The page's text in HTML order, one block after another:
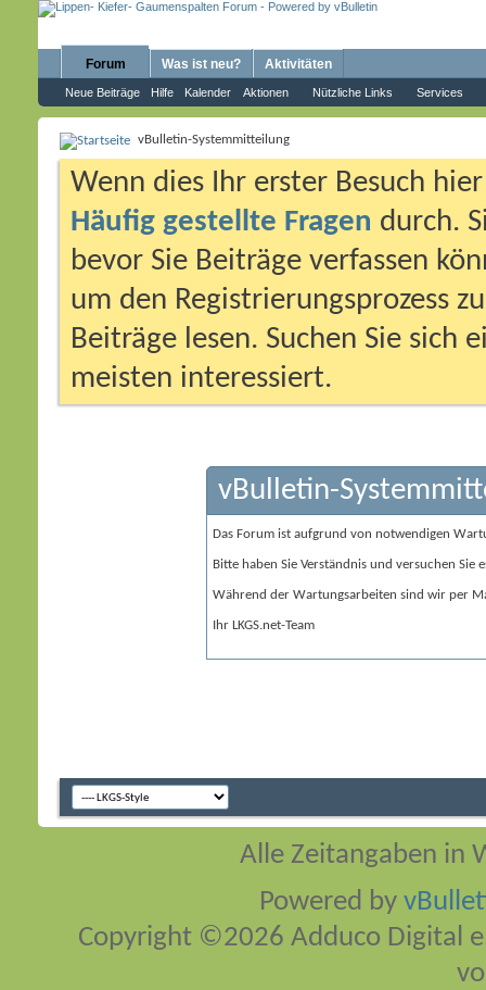
Forum
Neue Beiträge Hilfe Kalender Aktionen Nützliche Links Services
Was ist neu? Aktivitäten
vBulletin-Systemmitteilung
Wenn dies Ihr erster Besuch
Häufig gestellte Fragen durch.
bevor Sie Beiträge verfassen
um den Registrierungsprozess
Beiträge lesen. Suchen Sie sich
meisten interessiert.
vBulletin-
Das Forum ist aufgrund von notwendigen
Bitte haben Sie Verständnis und versuchen Sie
Während der Wartungsarbeiten sind wir per
Ihr LKGS.net-Team
Alle Zeitangaben in
Powered by
Copyright ©2026 Adduco Digital